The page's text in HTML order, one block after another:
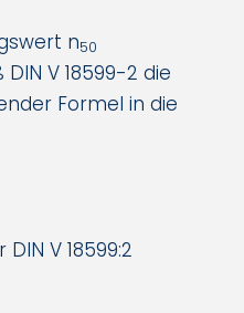
n50
V 18599-2 die
Formel in die
V 18599:2